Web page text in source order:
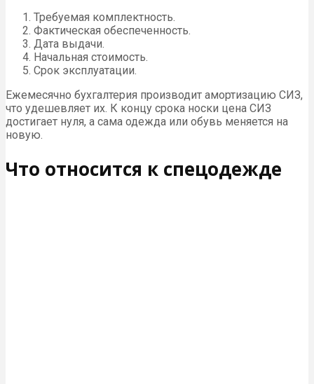
Требуемая комплектность.
Фактическая обеспеченность.
Дата выдачи.
Начальная стоимость.
Срок эксплуатации.
Ежемесячно бухгалтерия производит амортизацию СИЗ,
что удешевляет их. К концу срока носки цена СИЗ
достигает нуля, а сама одежда или обувь меняется на
новую.
Что относится к спецодежде